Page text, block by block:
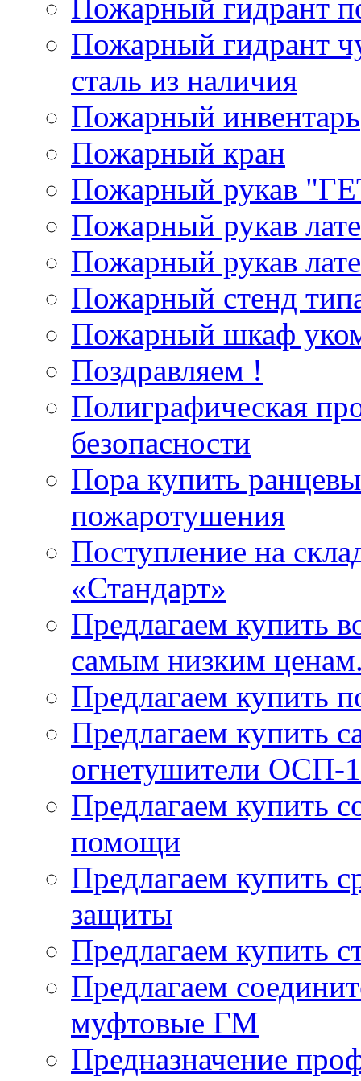
Пожарный гидрант
Пожарный гидрант
сталь из наличия
Пожарный инвентарь
Пожарный кран
Пожарный рукав
Пожарный рукав
Пожарный рукав
Пожарный стенд
Пожарный шкаф
Поздравляем !
Полиграфическая
безопасности
Пора купить
пожаротушения
Поступление на
«Стандарт»
Предлагаем купить
самым низким
Предлагаем купить
Предлагаем купить
огнетушители
Предлагаем купить
помощи
Предлагаем купить
защиты
Предлагаем купить
Предлагаем
муфтовые ГМ
Предназначение